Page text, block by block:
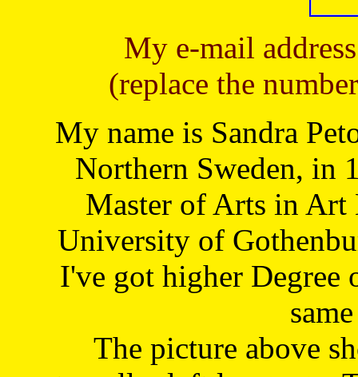
My e-mail
(replace the
My name is Sandra
Northern Sweden, in
Master of Arts in Art
University of
I've got higher Degree
The picture above